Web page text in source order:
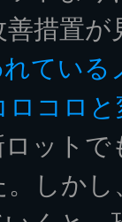
措置
ている
コロ
ット
しか